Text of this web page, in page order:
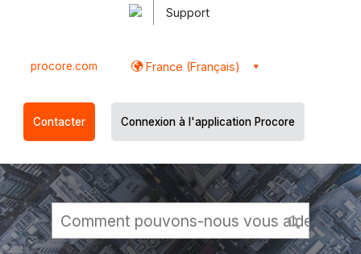
Support
procore.com France (Français)
Contacter Connexion à l'application Procore